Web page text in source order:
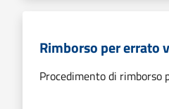
Rimborso per errato
Procedimento di rimborso